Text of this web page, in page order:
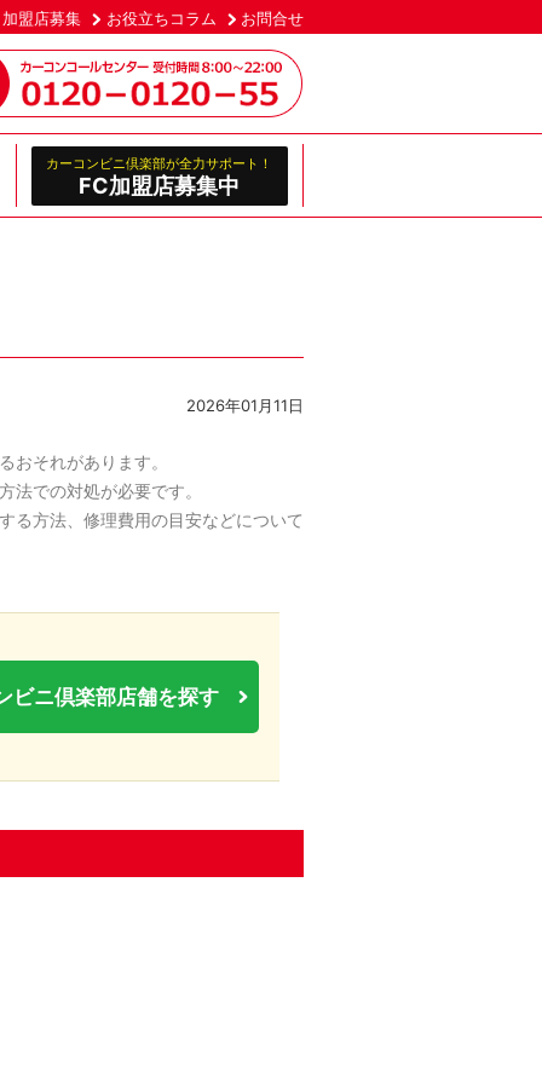
加盟店募集 お役立ちコラム お問合せ
カーコンビニ倶楽部が全力サポート！
FC加盟店募集中
2026年01月11日
おそれがあります。
法での対処が必要です。
る方法、修理費用の目安などについて
ビニ倶楽部店舗を探す